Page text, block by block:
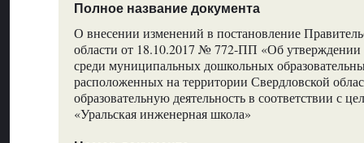
Полное название документа
О внесении изменений в постановление
области от 18.10.2017 № 772-ПП «Об
среди муниципальных дошкольных
расположенных на территории Свердловской
образовательную деятельность в соответствии с
«Уральская инженерная школа»